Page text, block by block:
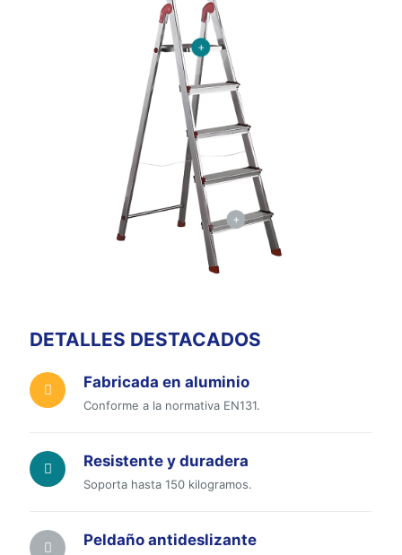
DETALLES DESTACADOS
Fabricada en aluminio
Conforme a la normativa EN131.
Resistente y duradera
Soporta hasta 150 kilogramos.
Peldaño antideslizante